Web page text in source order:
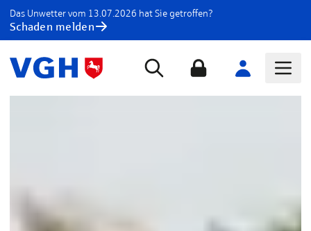
Das Unwetter vom 13.07.2026 hat Sie getroffen?
Schaden melden